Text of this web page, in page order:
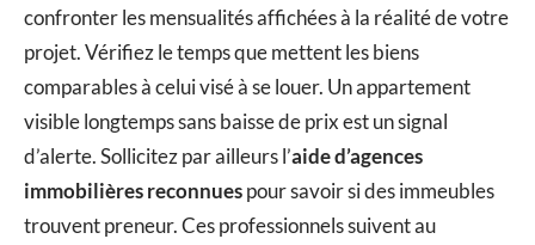
confronter les mensualités affichées à la réalité de votre
projet. Vérifiez le temps que mettent les biens
comparables à celui visé à se louer. Un appartement
visible longtemps sans baisse de prix est un signal
d’alerte. Sollicitez par ailleurs l’aide d’agences
immobilières reconnuespour savoir si des immeubles
trouvent preneur. Ces professionnels suivent au